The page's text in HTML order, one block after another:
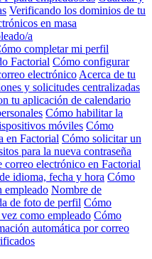
Verificando los dominios de tu
en masa
a
completar mi perfil
Factorial Cómo configurar
electrónico Acerca de tu
y solicitudes centralizadas
tu aplicación de calendario
Cómo habilitar la
móviles Cómo
en Factorial Cómo solicitar un
para la nueva contraseña
electrónico en Factorial
idioma, fecha y hora Cómo
empleado Nombre de
de foto de perfil Cómo
como empleado Cómo
automática por correo